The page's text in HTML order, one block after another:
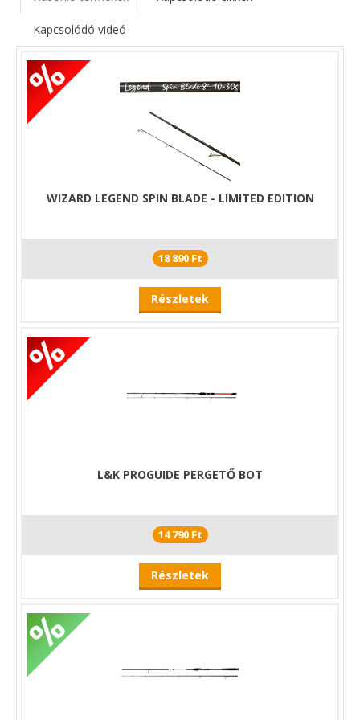
Kapcsolódó videó
WIZARD LEGEND SPIN BLADE - LIMITED EDITION
18 890 Ft
Részletek
L&K PROGUIDE PERGETŐ BOT
14 790 Ft
Részletek